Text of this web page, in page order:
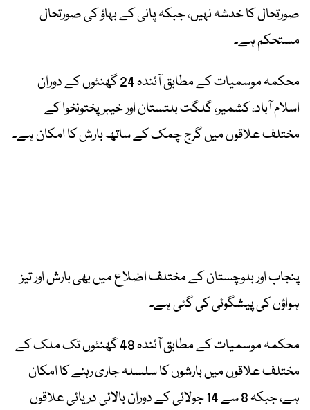
صورتحال کا خدشہ نہیں، جبکہ پانی کے بہاؤ کی صورتحال
مستحکم ہے۔
محکمہ موسمیات کے مطابق آئندہ 24 گھنٹوں کے دوران
اسلام آباد، کشمیر، گلگت بلتستان اور خیبرپختونخوا کے
مختلف علاقوں میں گرج چمک کے ساتھ بارش کا امکان ہے۔
پنجاب اور بلوچستان کے مختلف اضلاع میں بھی بارش اور تیز
ہواؤں کی پیشگوئی کی گئی ہے۔
محکمہ موسمیات کے مطابق آئندہ 48 گھنٹوں تک ملک کے
مختلف علاقوں میں بارشوں کا سلسلہ جاری رہنے کا امکان
ہے، جبکہ 8 سے 14 جولائی کے دوران بالائی دریائی علاقوں